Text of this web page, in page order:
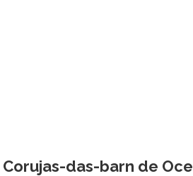
Corujas-das-barn de